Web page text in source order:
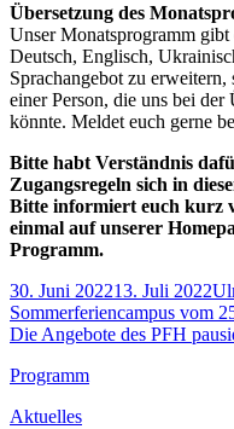
Übersetzung des
Unser Monatsprogramm
Deutsch, Englisch,
Sprachangebot zu
einer Person, die uns bei der
könnte. Meldet euch gerne
Bitte habt Verständnis
Zugangsregeln sich in
Bitte informiert euch kurz
einmal auf unserer
Programm.
Veröffentlicht
am
30. Juni 202213. Juli 2022
Vorheriger
Beitrag:
Sommerferiencampus vom
Nächster
Die Angebote des PFH
Footer
Inhalt
Programm
Aktuelles